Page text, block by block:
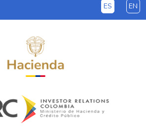
ES EN